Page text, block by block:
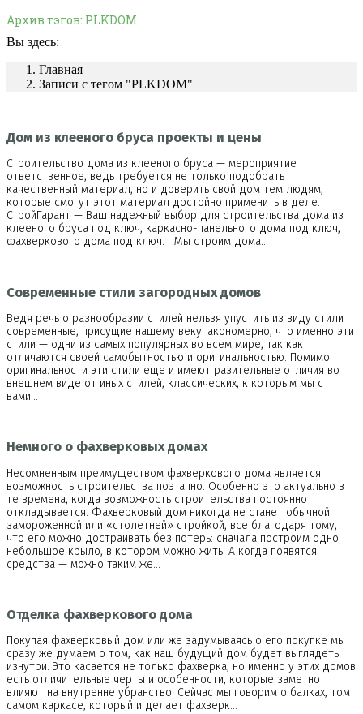
Архив тэгов: PLKDOM
Вы здесь:
Главная
Записи с тегом "PLKDOM"
Дом из клееного бруса проекты и цены
Строительство дома из клееного бруса — мероприятие
ответственное, ведь требуется не только подобрать
качественный материал, но и доверить свой дом тем людям,
которые смогут этот материал достойно применить в деле.
СтройГарант — Ваш надежный выбор для строительства дома из
клееного бруса под ключ, каркасно-панельного дома под ключ,
фахверкового дома под ключ. Мы строим дома…
Современные стили загородных домов
Ведя речь о разнообразии стилей нельзя упустить из виду стили
современные, присущие нашему веку. акономерно, что именно эти
стили — одни из самых популярных во всем мире, так как
отличаются своей самобытностью и оригинальностью. Помимо
оригинальности эти стили еще и имеют разительные отличия во
внешнем виде от иных стилей, классических, к которым мы с
вами…
Немного о фахверковых домах
Несомненным преимуществом фахверкового дома является
возможность строительства поэтапно. Особенно это актуально в
те времена, когда возможность строительства постоянно
откладывается. Фахверковый дом никогда не станет обычной
замороженной или «столетней» стройкой, все благодаря тому,
что его можно достраивать без потерь: сначала построим одно
небольшое крыло, в котором можно жить. А когда появятся
средства — можно таким же…
Отделка фахверкового дома
Покупая фахверковый дом или же задумываясь о его покупке мы
сразу же думаем о том, как наш будущий дом будет выглядеть
изнутри. Это касается не только фахверка, но именно у этих домов
есть отличительные черты и особенности, которые заметно
влияют на внутренне убранство. Сейчас мы говорим о балках, том
самом каркасе, который и делает фахверк…